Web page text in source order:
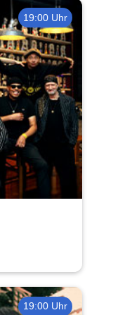
19:00 Uhr
19:00 Uhr